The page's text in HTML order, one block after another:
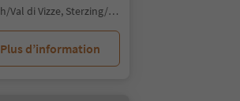
Prati/Wiesen, Pfitsch/Val di Vizze, Sterzing/Vipiteno and environs
Plus d’information